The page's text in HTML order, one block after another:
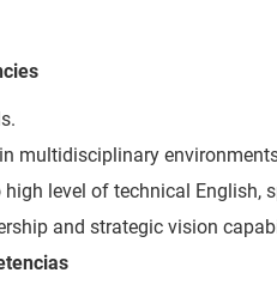
multidisciplinary
high level of technical English,
and strategic vision